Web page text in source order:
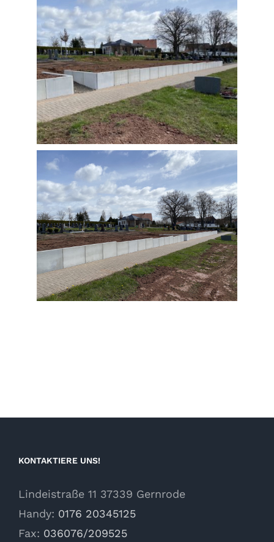
KONTAKTIERE UNS!
Lindeistraße 11 37339 Gernrode
Handy: 0176 20345125
Fax: 036076/209525